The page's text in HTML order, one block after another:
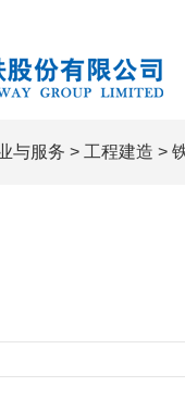
与服务 > 工程建造 >